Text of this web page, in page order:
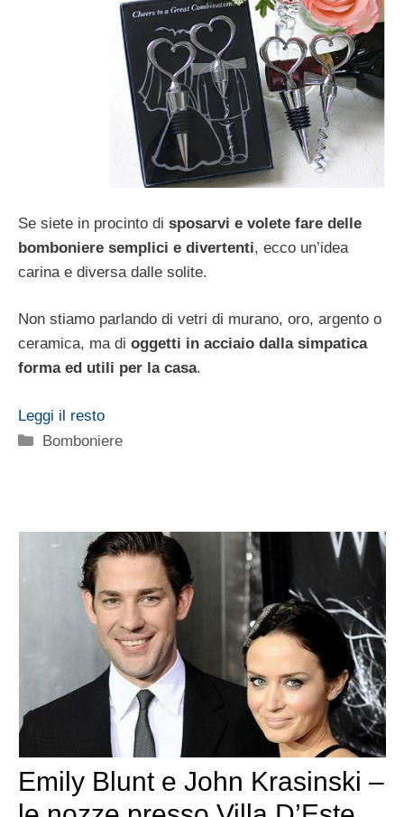
Se siete in procinto di sposarvi e volete fare delle
bomboniere semplici e divertenti, ecco un’idea
carina e diversa dalle solite.
Non stiamo parlando di vetri di murano, oro, argento o
ceramica, ma di oggetti in acciaio dalla simpatica
forma ed utili per la casa.
Leggi il resto
Categorie
Bomboniere
Emily Blunt e John Krasinski –